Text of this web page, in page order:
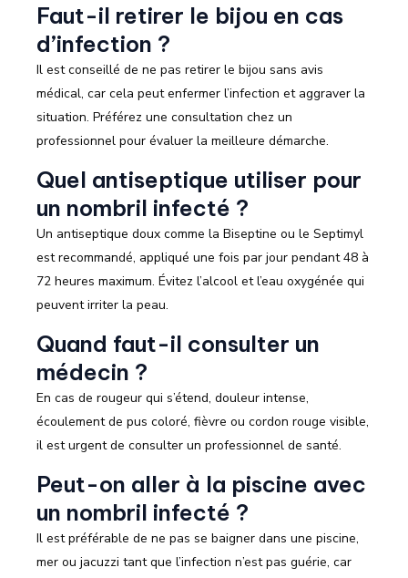
Faut-il retirer le bijou en cas
d’infection ?
Il est conseillé de ne pas retirer le bijou sans avis
médical, car cela peut enfermer l’infection et aggraver la
situation. Préférez une consultation chez un
professionnel pour évaluer la meilleure démarche.
Quel antiseptique utiliser pour
un nombril infecté ?
Un antiseptique doux comme la Biseptine ou le Septimyl
est recommandé, appliqué une fois par jour pendant 48 à
72 heures maximum. Évitez l’alcool et l’eau oxygénée qui
peuvent irriter la peau.
Quand faut-il consulter un
médecin ?
En cas de rougeur qui s’étend, douleur intense,
écoulement de pus coloré, fièvre ou cordon rouge visible,
il est urgent de consulter un professionnel de santé.
Peut-on aller à la piscine avec
un nombril infecté ?
Il est préférable de ne pas se baigner dans une piscine,
mer ou jacuzzi tant que l’infection n’est pas guérie, car